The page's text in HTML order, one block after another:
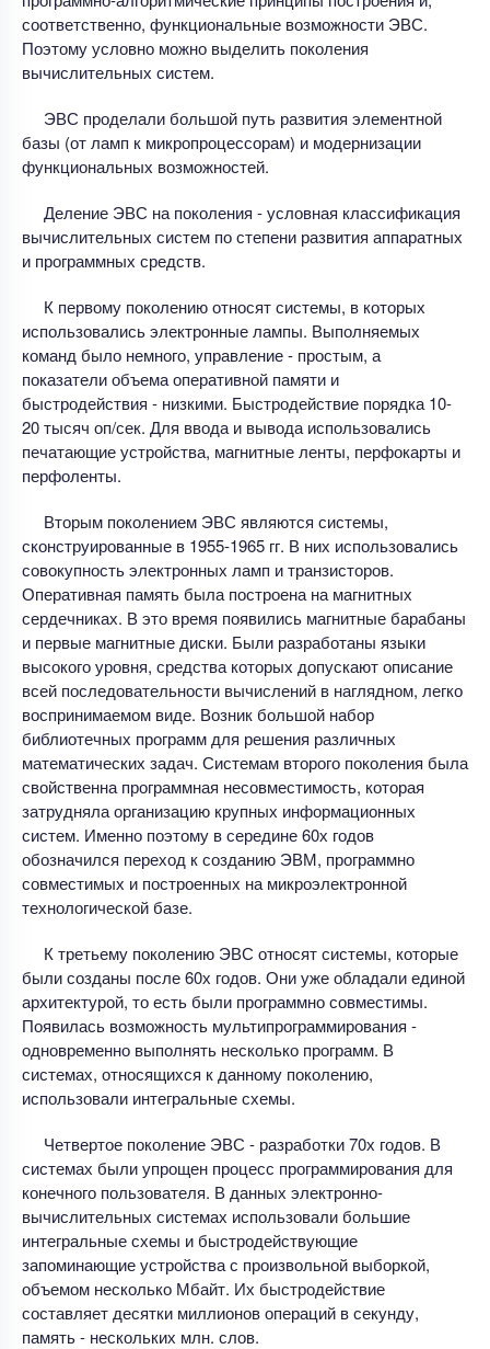
соответственно, функциональные возможности ЭВС.
Поэтому условно можно выделить поколения
вычислительных систем.
ЭВС проделали большой путь развития элементной
базы (от ламп к микропроцессорам) и модернизации
функциональных возможностей.
Деление ЭВС на поколения - условная классификация
вычислительных систем по степени развития аппаратных
и программных средств.
К первому поколению относят системы, в которых
использовались электронные лампы. Выполняемых
команд было немного, управление - простым, а
показатели объема оперативной памяти и
быстродействия - низкими. Быстродействие порядка 10-
20 тысяч оп/сек. Для ввода и вывода использовались
печатающие устройства, магнитные ленты, перфокарты и
перфоленты.
Вторым поколением ЭВС являются системы,
сконструированные в 1955-1965 гг. В них использовались
совокупность электронных ламп и транзисторов.
Оперативная память была построена на магнитных
сердечниках. В это время появились магнитные барабаны
и первые магнитные диски. Были разработаны языки
высокого уровня, средства которых допускают описание
всей последовательности вычислений в наглядном, легко
воспринимаемом виде. Возник большой набор
библиотечных программ для решения различных
математических задач. Системам второго поколения была
свойственна программная несовместимость, которая
затрудняла организацию крупных информационных
систем. Именно поэтому в середине 60х годов
обозначился переход к созданию ЭВМ, программно
совместимых и построенных на микроэлектронной
технологической базе.
К третьему поколению ЭВС относят системы, которые
были созданы после 60х годов. Они уже обладали единой
архитектурой, то есть были программно совместимы.
Появилась возможность мультипрограммирования -
одновременно выполнять несколько программ. В
системах, относящихся к данному поколению,
использовали интегральные схемы.
Четвертое поколение ЭВС - разработки 70х годов. В
системах были упрощен процесс программирования для
конечного пользователя. В данных электронно-
вычислительных системах использовали большие
интегральные схемы и быстродействующие
запоминающие устройства с произвольной выборкой,
объемом несколько Мбайт. Их быстродействие
составляет десятки миллионов операций в секунду,
память - нескольких млн. слов.